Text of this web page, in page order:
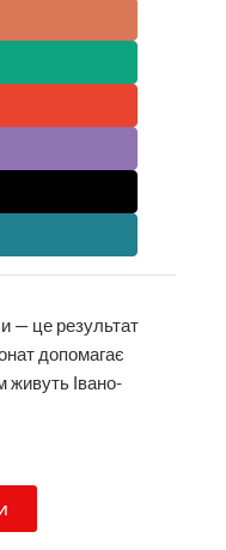
— це результат
допомагає
живуть Івано-